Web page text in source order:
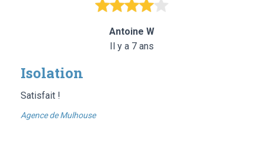
Antoine W
Il y a 7 ans
Isolation
Satisfait !
Agence de Mulhouse